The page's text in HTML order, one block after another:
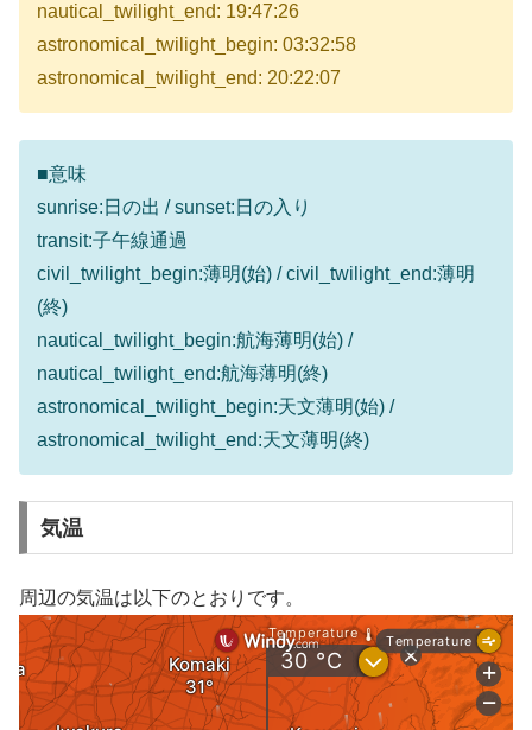
nautical_twilight_end: 19:47:26
astronomical_twilight_begin: 03:32:58
astronomical_twilight_end: 20:22:07
■意味
sunrise:日の出 / sunset:日の入り
transit:子午線通過
civil_twilight_begin:薄明(始) / civil_twilight_end:薄明
(終)
nautical_twilight_begin:航海薄明(始) /
nautical_twilight_end:航海薄明(終)
astronomical_twilight_begin:天文薄明(始) /
astronomical_twilight_end:天文薄明(終)
気温
周辺の気温は以下のとおりです。